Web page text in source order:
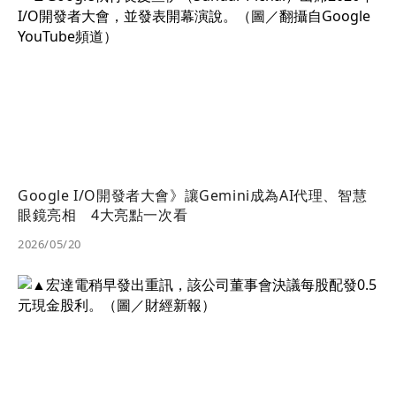
Google I/O開發者大會》讓Gemini成為AI代理、智慧
眼鏡亮相 4大亮點一次看
2026/05/20